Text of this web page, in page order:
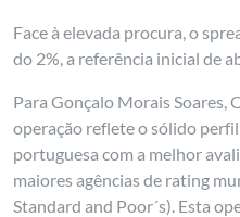
Face à elevada procura, o
do 2%, a referência inicial de
Para Gonçalo Morais Soares,
operação reflete o sólido
portuguesa com a melhor
maiores agências de rating
Standard and Poor´s). Esta